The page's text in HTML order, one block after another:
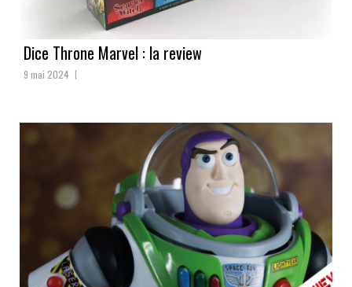
Dice Throne Marvel : la review
9 mai 2024